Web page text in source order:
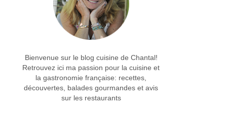
Bienvenue sur le blog cuisine de Chantal!
Retrouvez ici ma passion pour la cuisine et
la gastronomie française: recettes,
découvertes, balades gourmandes et avis
sur les restaurants